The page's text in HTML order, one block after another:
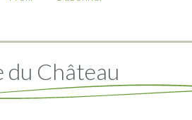
Château